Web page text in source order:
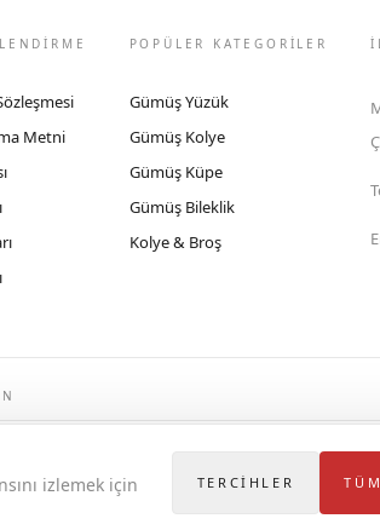
Metni
POPÜLER KATEGORİLER
Gümüş Yüzük
Gümüş Kolye
Gümüş Küpe
Gümüş Bileklik
Kolye & Broş
izlemek için
TERCIHLER